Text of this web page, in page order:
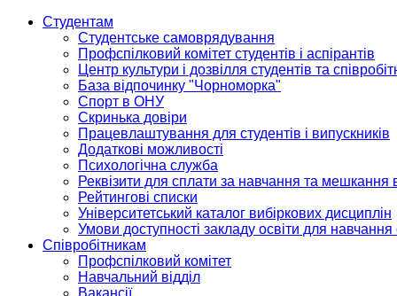
Студентам
Студентське самоврядування
Профспілковий комітет студентів і аспірантів
Центр культури і дозвілля студентів та
База відпочинку "Чорноморка"
Спорт в ОНУ
Скринька довіри
Працевлаштування для студентів і випускників
Додаткові можливості
Психологічна служба
Реквізити для сплати за навчання та мешкання
Рейтингові списки
Університетський каталог вибіркових дисциплін
Умови доступності закладу освіти для
Співробітникам
Профспілковий комітет
Навчальний відділ
Вакансії